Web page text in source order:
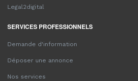
Legal2digital
SERVICES PROFESSIONNELS
Demande d'information
Déposer une annonce
Nos services